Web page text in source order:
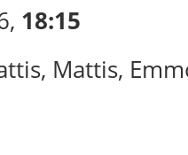
18:15
Mattis,